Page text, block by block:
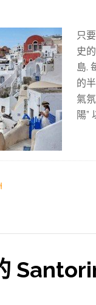
只
史
島.
的
氣
陽”